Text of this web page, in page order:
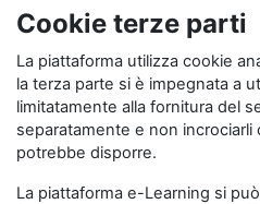
Cookie terze parti
La piattaforma utilizza cookie
la terza parte si è impegnata a
limitatamente alla fornitura del
separatamente e non incrociarli
potrebbe disporre.
La piattaforma e-Learning si